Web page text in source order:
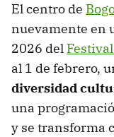
El centro de
nuevamente en
2026 del
al 1 de febrero,
diversidad
una
y se transforma